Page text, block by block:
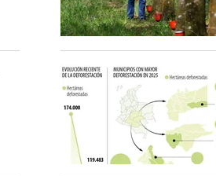
Arroz paddy verde
Arveja amarilla seca
importada
Arveja enlatada
Arveja verde